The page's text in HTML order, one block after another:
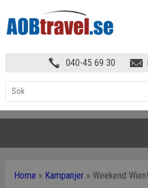
040-45 69 30
Home » Kampanjer» Weekend Wien!